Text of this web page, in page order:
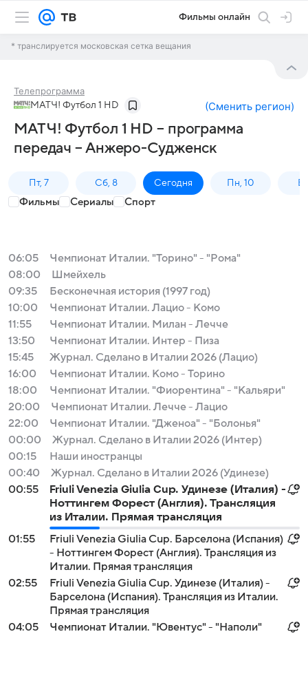
Фильмы онлайн
* транслируется московская сетка вещания
Телепрограмма
МАТЧ! Футбол 1 HD (Сменить регион)
МАТЧ! Футбол 1 HD – программа
передач – Анжеро-Судженск
Пт, 7 Сб, 8 Сегодня Пн, 10
Фильмы Сериалы Спорт
06:05
Чемпионат Италии. "Торино" - "Рома"
08:00
Шмейхель
09:35
Бесконечная история (1997 год)
10:00
Чемпионат Италии. Лацио - Комо
11:55
Чемпионат Италии. Милан - Лечче
13:50
Чемпионат Италии. Интер - Пиза
15:45
Журнал. Сделано в Италии 2026 (Лацио)
16:00
Чемпионат Италии. Комо - Торино
18:00
Чемпионат Италии. "Фиорентина" - "Кальяри"
20:00
Чемпионат Италии. Лечче - Лацио
22:00
Чемпионат Италии. "Дженоа" - "Болонья"
00:00
Журнал. Сделано в Италии 2026 (Интер)
00:15
Наши иностранцы
00:40
Журнал. Сделано в Италии 2026 (Удинезе)
00:55
Friuli Venezia Giulia Cup. Удинезе (Италия) -
Ноттингем Форест (Англия). Трансляция
из Италии. Прямая трансляция
01:55
Friuli Venezia Giulia Cup. Барселона (Испания)
- Ноттингем Форест (Англия). Трансляция из
Италии. Прямая трансляция
02:55
Friuli Venezia Giulia Cup. Удинезе (Италия) -
Барселона (Испания). Трансляция из Италии.
Прямая трансляция
04:05
Чемпионат Италии. "Ювентус" - "Наполи"